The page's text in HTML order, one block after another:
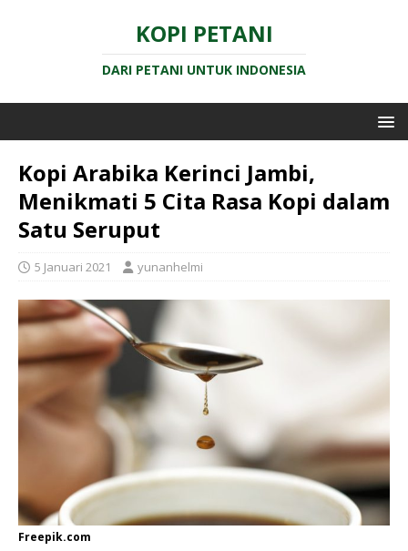
KOPI PETANI
DARI PETANI UNTUK INDONESIA
Kopi Arabika Kerinci Jambi,
Menikmati 5 Cita Rasa Kopi dalam
Satu Seruput
5 Januari 2021 yunanhelmi
Freepik.com